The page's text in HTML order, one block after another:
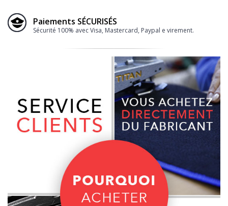
Paiements SÉCURISÉS
Sécurité 100% avec Visa, Mastercard, Paypal e virement.